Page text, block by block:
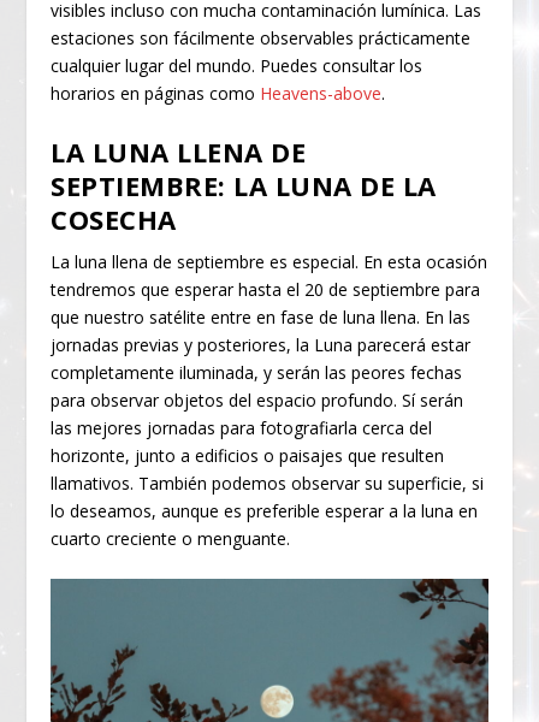
visibles incluso con mucha contaminación lumínica. Las
estaciones son fácilmente observables prácticamente
cualquier lugar del mundo. Puedes consultar los
horarios en páginas como Heavens-above.
LA LUNA LLENA DE
SEPTIEMBRE: LA LUNA DE LA
COSECHA
La luna llena de septiembre es especial. En esta ocasión
tendremos que esperar hasta el 20 de septiembre para
que nuestro satélite entre en fase de luna llena. En las
jornadas previas y posteriores, la Luna parecerá estar
completamente iluminada, y serán las peores fechas
para observar objetos del espacio profundo. Sí serán
las mejores jornadas para fotografiarla cerca del
horizonte, junto a edificios o paisajes que resulten
llamativos. También podemos observar su superficie, si
lo deseamos, aunque es preferible esperar a la luna en
cuarto creciente o menguante.